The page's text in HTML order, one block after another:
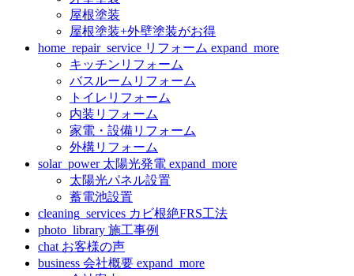
屋根塗装
屋根塗装+外壁塗装がお得
home_repair_service リフォーム expand_more
キッチンリフォーム
バスルームリフォーム
トイレリフォーム
内装リフォーム
家電・設備リフォーム
外構リフォーム
solar_power 太陽光発電 expand_more
太陽光パネル設置
蓄電池設置
cleaning_services カビ根絶FRS工法
photo_library 施工事例
chat お客様の声
business 会社概要 expand_more